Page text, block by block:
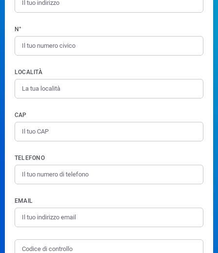
N°
LOCALITÀ
CAP
TELEFONO
EMAIL